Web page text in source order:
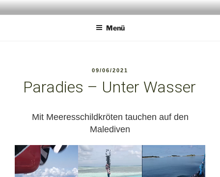
Zum
InhaltANIMALPERSON
Menü
VERÖFFENTLICHT
09/06/2021
Paradies – Unter Wasser
Mit Meeresschildkröten tauchen auf den
Malediven